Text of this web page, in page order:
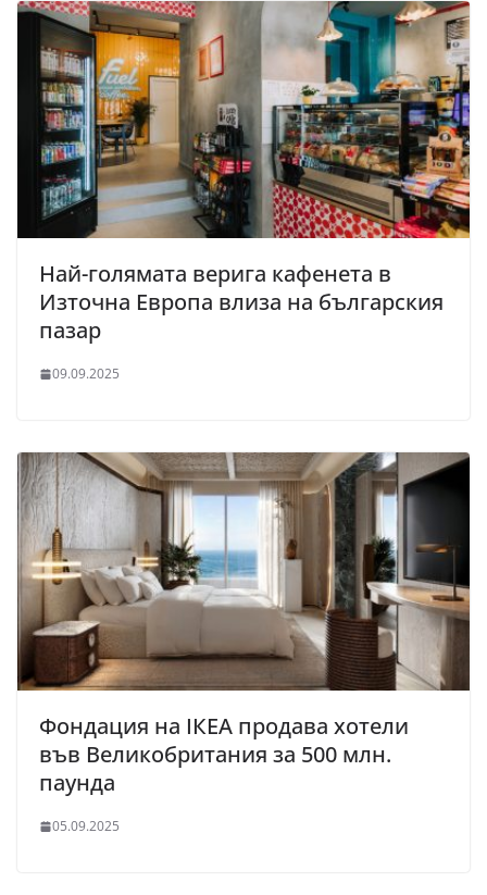
Най-голямата верига кафенета в
Източна Европа влиза на българския
пазар
09.09.2025
Фондация на IКЕА продава хотели
във Великобритания за 500 млн.
паунда
05.09.2025